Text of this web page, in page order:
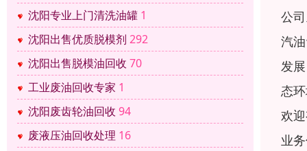
沈阳专业上门清洗油罐 1
沈阳出售优质脱模剂 292
沈阳出售脱模油回收 70
工业废油回收专家 1
沈阳废齿轮油回收 94
废液压油回收处理 16
公
汽
发
态
欢
业